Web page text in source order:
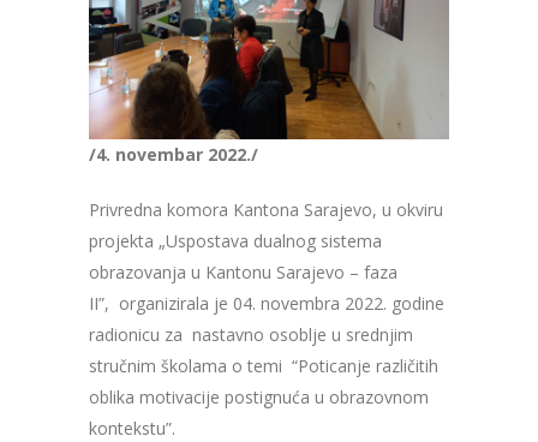
/4. novembar 2022./
Privredna komora Kantona Sarajevo, u okviru
projekta „Uspostava dualnog sistema
obrazovanja u Kantonu Sarajevo – faza
II”, organizirala je 04. novembra 2022. godine
radionicu za nastavno osoblje u srednjim
stručnim školama o temi “Poticanje različitih
oblika motivacije postignuća u obrazovnom
kontekstu”.